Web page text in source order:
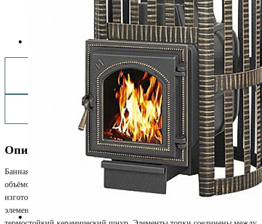
Купить 50 120 ₽
Заказать монтаж изделия
Описание
Банная печь Легенда Ковка 22 подходит для парного помещения
объёмом до 22 кубометров. Надёжна и долговечна так как топка
изготовлена из чугуна и состоит из трёх элементов. Между
элементами, при помощи термостойкого герметика, прокладывается